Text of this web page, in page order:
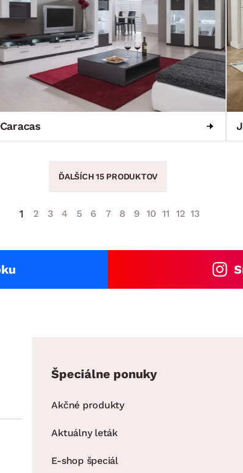
Caracas
ĎALŠÍCH 15 PRODUKTOV
1 2 3 4 5 6 7 8 9 10 11 12 13
Špeciálne ponuky
Akčné produkty
Aktuálny leták
E-shop špeciál